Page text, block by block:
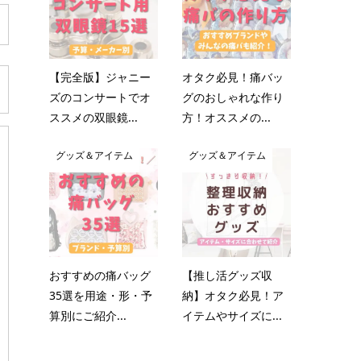
【完全版】ジャニー
ズのコンサートでオ
ススメの双眼鏡...
オタク必見！痛バッ
グのおしゃれな作り
方！オススメの...
グッズ＆アイテム
おすすめの痛バッグ
35選を用途・形・予
算別にご紹介...
グッズ＆アイテム
【推し活グッズ収
納】オタク必見！ア
イテムやサイズに...